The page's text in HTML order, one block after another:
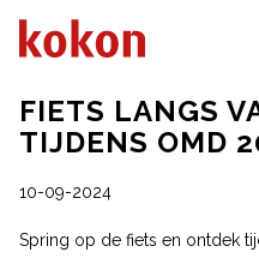
FIETS LANGS
TIJDENS OMD
10-09-2024
Spring op de fiets en ontdek